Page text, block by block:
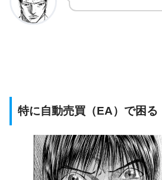
特に自動売買（EA）で困る